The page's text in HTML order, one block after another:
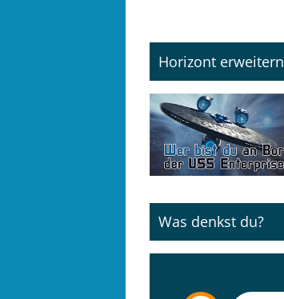
Horizont erweitern
Was denkst du?